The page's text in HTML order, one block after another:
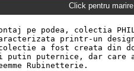
Click pentru marire